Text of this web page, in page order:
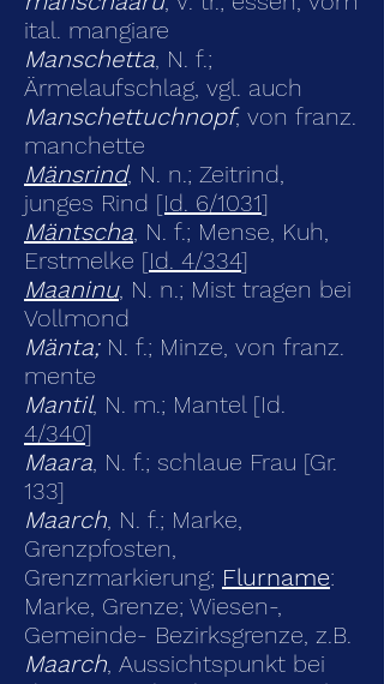
ital. mangiare
Manschetta, N. f.;
Ärmelaufschlag, vgl. auch
Manschettuchnopf, von franz.
manchette
Mänsrind, N. n.; Zeitrind,
junges Rind [Id. 6/1031]
Mäntscha, N. f.; Mense, Kuh,
Erstmelke [Id. 4/334]
Maaninu, N. n.; Mist tragen bei
Vollmond
Mänta; N. f.; Minze, von franz.
mente
Mantil, N. m.; Mantel [Id.
4/340]
Maara, N. f.; schlaue Frau [Gr.
133]
Maarch, N. f.; Marke,
Grenzpfosten,
Grenzmarkierung; Flurname:
Marke, Grenze; Wiesen-,
Gemeinde- Bezirksgrenze, z.B.
Maarch, Aussichtspunkt bei